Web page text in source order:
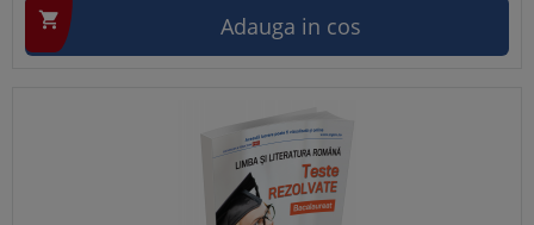
 Adauga in cos